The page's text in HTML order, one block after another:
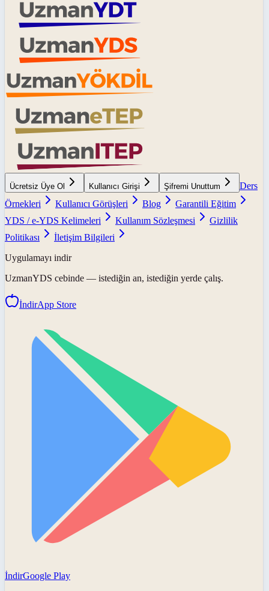
Ücretsiz Üye Ol Kullanıcı Girişi Şifremi Unuttum
Ders
Örnekleri
Kullanıcı Görüşleri Blog
Garantili Eğitim
YDS / e-YDS Kelimeleri
Kullanım Sözleşmesi
Gizlilik
Politikası
İletişim Bilgileri
Uygulamayı indir
UzmanYDS cebinde — istediğin an, istediğin yerde çalış.
İndirApp Store
İndirGoogle Play